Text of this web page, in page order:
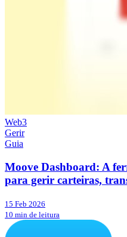
Web3
Gerir
Guia
Moove Dashboard: A
para gerir carteiras,
15 Feb 2026
10 min de leitura